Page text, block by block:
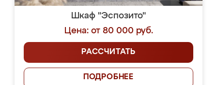
Шкаф "Эспозито"
Цена: от 80 000 руб.
РАССЧИТАТЬ
ПОДРОБНЕЕ